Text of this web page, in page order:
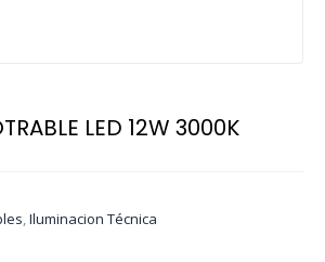
LED 12W 3000K
,Iluminacion Técnica